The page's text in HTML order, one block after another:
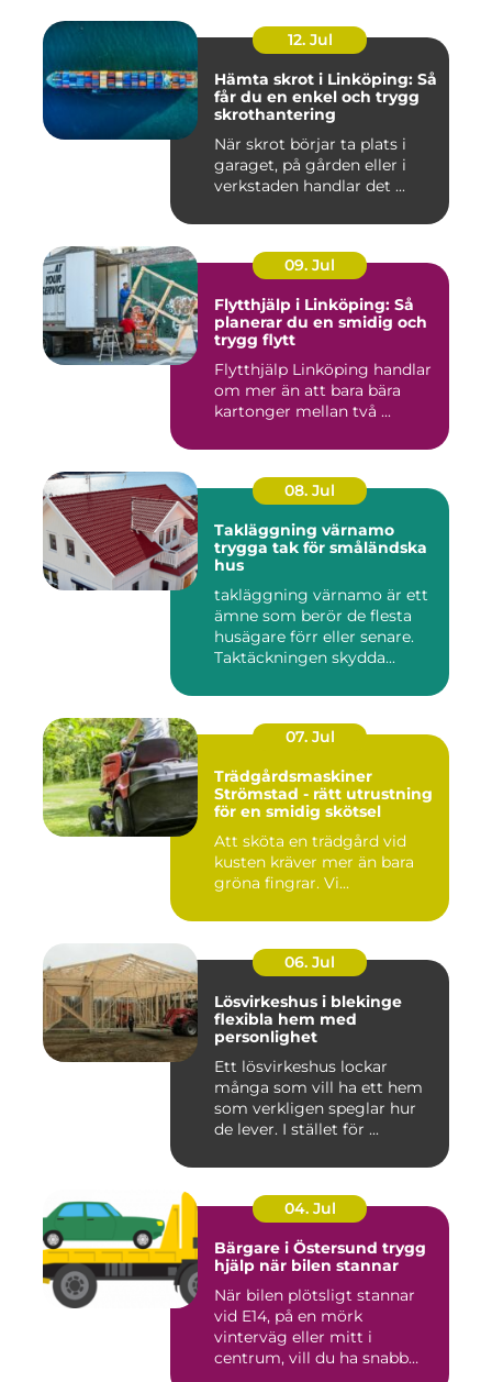
12. Jul
Hämta skrot i Linköping: Så
får du en enkel och trygg
skrothantering
När skrot börjar ta plats i
garaget, på gården eller i
verkstaden handlar det ...
09. Jul
Flytthjälp i Linköping: Så
planerar du en smidig och
trygg flytt
Flytthjälp Linköping handlar
om mer än att bara bära
kartonger mellan två ...
08. Jul
Takläggning värnamo
trygga tak för småländska
hus
takläggning värnamo är ett
ämne som berör de flesta
husägare förr eller senare.
Taktäckningen skydda...
07. Jul
Trädgårdsmaskiner
Strömstad - rätt utrustning
för en smidig skötsel
Att sköta en trädgård vid
kusten kräver mer än bara
gröna fingrar. Vi...
06. Jul
Lösvirkeshus i blekinge
flexibla hem med
personlighet
Ett lösvirkeshus lockar
många som vill ha ett hem
som verkligen speglar hur
de lever. I stället för ...
04. Jul
Bärgare i Östersund trygg
hjälp när bilen stannar
När bilen plötsligt stannar
vid E14, på en mörk
vinterväg eller mitt i
centrum, vill du ha snabb